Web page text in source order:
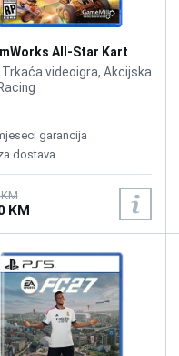
All-Star Kart
/PS5
Trkaća videoigra, Akcijska
garancija
dostava
KM